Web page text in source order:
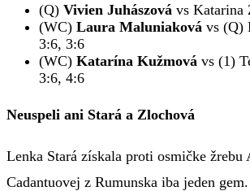
(Q) Vivien Juhászová vs Katarina
(WC) Laura Maluniaková vs (Q)
3:6, 3:6
(WC) Katarína Kužmová vs (1)
3:6, 4:6
Neuspeli ani Stará a Zlochová
Lenka Stará získala proti osmičke žrebu
Cadantuovej z Rumunska iba jeden